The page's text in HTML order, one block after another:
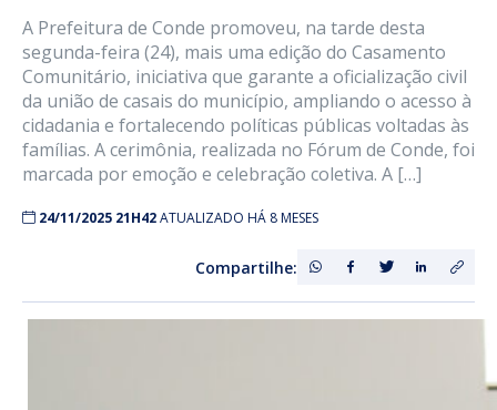
A Prefeitura de Conde promoveu, na tarde desta
segunda-feira (24), mais uma edição do Casamento
Comunitário, iniciativa que garante a oficialização civil
da união de casais do município, ampliando o acesso à
cidadania e fortalecendo políticas públicas voltadas às
famílias. A cerimônia, realizada no Fórum de Conde, foi
marcada por emoção e celebração coletiva. A […]
24/11/2025 21H42ATUALIZADO HÁ 8 MESES
Compartilhe: